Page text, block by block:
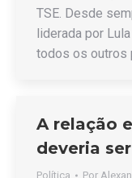
TSE. Desde
liderada por
todos os outros
A relação
deveria
Política Por